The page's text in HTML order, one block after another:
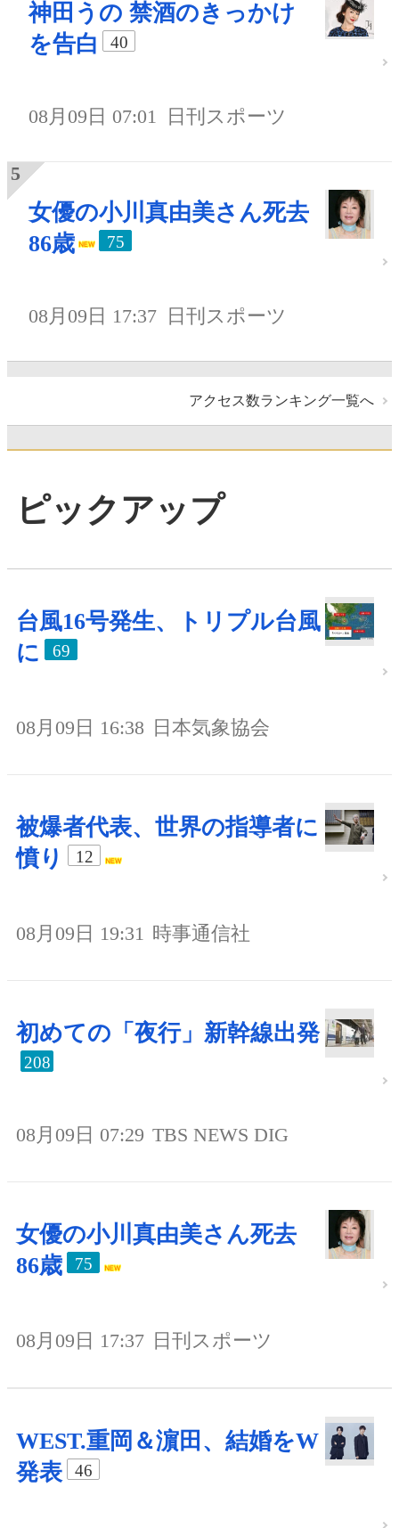
神田うの 禁酒のきっかけ
を告白
40
08月09日 07:01 日刊スポーツ
女優の小川真由美さん死去
86歳
75
08月09日 17:37 日刊スポーツ
アクセス数ランキング一覧へ
ピックアップ
台風16号発生、トリプル台風
に
69
08月09日 16:38 日本気象協会
被爆者代表、世界の指導者に
憤り
12
08月09日 19:31 時事通信社
初めての「夜行」新幹線出発
208
08月09日 07:29 TBS NEWS DIG
女優の小川真由美さん死去
86歳
75
08月09日 17:37 日刊スポーツ
WEST.重岡＆濵田、結婚をW
発表
46